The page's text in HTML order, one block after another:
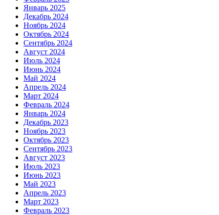
Январь 2025
Декабрь 2024
Ноябрь 2024
Октябрь 2024
Сентябрь 2024
Август 2024
Июль 2024
Июнь 2024
Май 2024
Апрель 2024
Март 2024
Февраль 2024
Январь 2024
Декабрь 2023
Ноябрь 2023
Октябрь 2023
Сентябрь 2023
Август 2023
Июль 2023
Июнь 2023
Май 2023
Апрель 2023
Март 2023
Февраль 2023